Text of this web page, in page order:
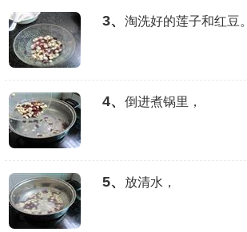
3、 淘洗好的莲子和红豆。
4、 倒进煮锅里，
5、 放清水，